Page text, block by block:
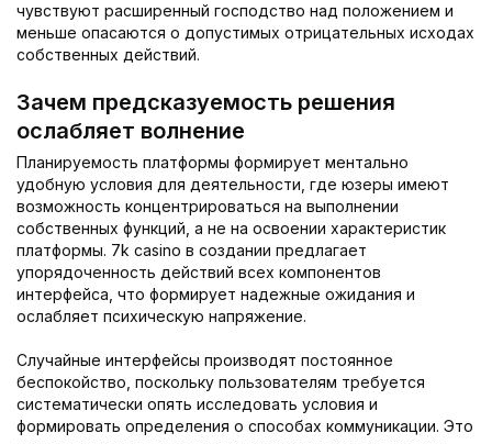
чувствуют расширенный господство над положением и
меньше опасаются о допустимых отрицательных исходах
собственных действий.
Зачем предсказуемость решения
ослабляет волнение
Планируемость платформы формирует ментально
удобную условия для деятельности, где юзеры имеют
возможность концентрироваться на выполнении
собственных функций, а не на освоении характеристик
платформы. 7k casino в создании предлагает
упорядоченность действий всех компонентов
интерфейса, что формирует надежные ожидания и
ослабляет психическую напряжение.
Случайные интерфейсы производят постоянное
беспокойство, поскольку пользователям требуется
систематически опять исследовать условия и
формировать определения о способах коммуникации. Это